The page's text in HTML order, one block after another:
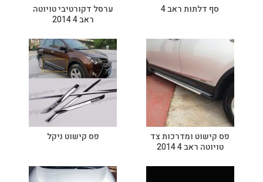
סף דלתות ראב 4
ערסל דקורטיבי טויוטה
ראב 4 2014
פס קישוט ומדרכות צד
טויוטה ראב 4 2014
פס קישוט ניקל